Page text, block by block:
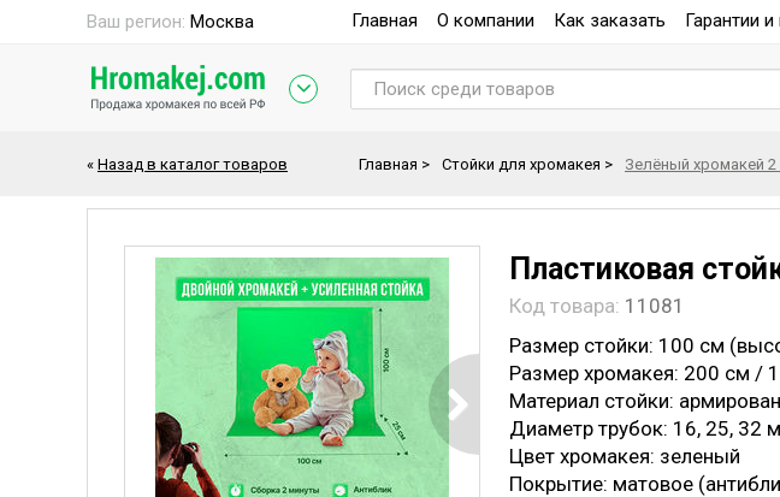
Ваш регион: Москва Главная О компании Как заказать Гарантии
« Назад в каталог товаров Главная > Стойки для хромакея > Зелёный хромакей 2
Пластиковая
Код товара: 11081
Размер стойки: 100 см
Размер хромакея: 200 см /
Материал стойки:
Диаметр трубок: 16, 25, 32
Цвет хромакея: зеленый
Покрытие: матовое